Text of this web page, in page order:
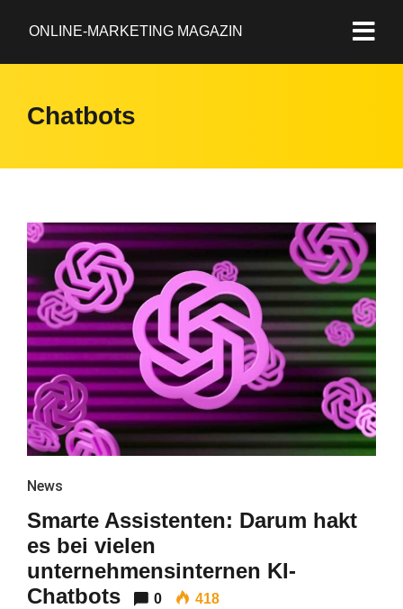
ONLINE-MARKETING MAGAZIN
Chatbots
News
Smarte Assistenten: Darum hakt
es bei vielen
unternehmensinternen KI-
Chatbots
0 418